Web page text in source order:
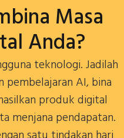
Masa
Anda?
teknologi. Jadilah
pembelajaran AI, bina
produk digital
menjana pendapatan.